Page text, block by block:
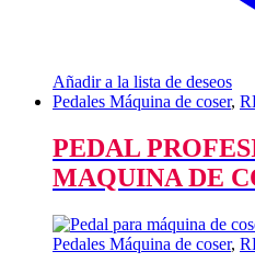
Añadir a la lista de deseos
Pedales Máquina de coser,
PEDAL
MAQUINA DE
Pedales Máquina de coser,